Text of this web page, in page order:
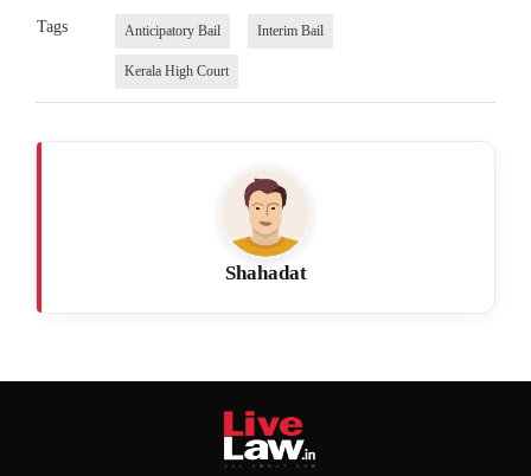
Tags Anticipatory Bail Interim Bail
Kerala High Court
Shahadat